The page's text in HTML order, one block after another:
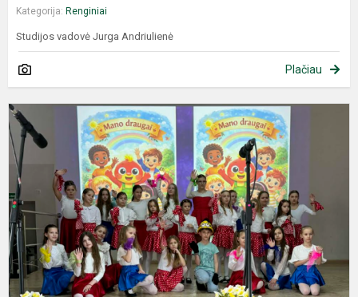
Kategorija: Renginiai
Studijos vadovė Jurga Andriulienė
Plačiau